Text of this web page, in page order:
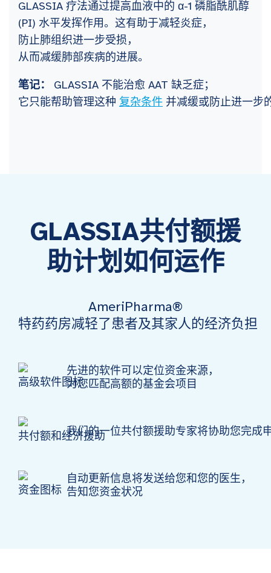
GLASSIA 疗法通过提高血液中的 α-1 磷脂酰肌醇
(PI) 水平发挥作用。这有助于减轻炎症，
防止肺组织进一步受损，
从而减缓肺部疾病的进展。
笔记：
GLASSIA 不能治愈 AAT 缺乏症；
它只能帮助管理这种 复杂条件 并减缓或防止进一步
GLASSIA共付额援
助计划如何运作
AmeriPharma®
特药药房减轻了患者及其家人的经济负担
先进的软件可以定位资金来源，
为您匹配高额的基金会项目
我们的一位共付额援助专家将协助您完成
自动更新信息将发送给您和您的医生，
告知您资金状况